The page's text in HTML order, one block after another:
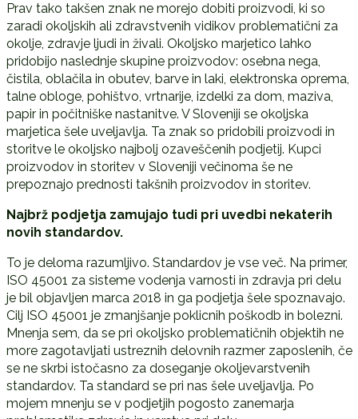
Prav tako takšen znak ne morejo dobiti proizvodi, ki so
zaradi okoljskih ali zdravstvenih vidikov problematični za
okolje, zdravje ljudi in živali. Okoljsko marjetico lahko
pridobijo naslednje skupine proizvodov: osebna nega,
čistila, oblačila in obutev, barve in laki, elektronska oprema,
talne obloge, pohištvo, vrtnarije, izdelki za dom, maziva,
papir in počitniške nastanitve. V Sloveniji se okoljska
marjetica šele uveljavlja. Ta znak so pridobili proizvodi in
storitve le okoljsko najbolj ozaveščenih podjetij. Kupci
proizvodov in storitev v Sloveniji večinoma še ne
prepoznajo prednosti takšnih proizvodov in storitev.
Najbrž podjetja zamujajo tudi pri uvedbi nekaterih
novih standardov.
To je deloma razumljivo. Standardov je vse več. Na primer,
ISO 45001 za sisteme vodenja varnosti in zdravja pri delu
je bil objavljen marca 2018 in ga podjetja šele spoznavajo.
Cilj ISO 45001 je zmanjšanje poklicnih poškodb in bolezni.
Mnenja sem, da se pri okoljsko problematičnih objektih ne
more zagotavljati ustreznih delovnih razmer zaposlenih, če
se ne skrbi istočasno za doseganje okoljevarstvenih
standardov. Ta standard se pri nas šele uveljavlja. Po
mojem mnenju se v podjetjih pogosto zanemarja